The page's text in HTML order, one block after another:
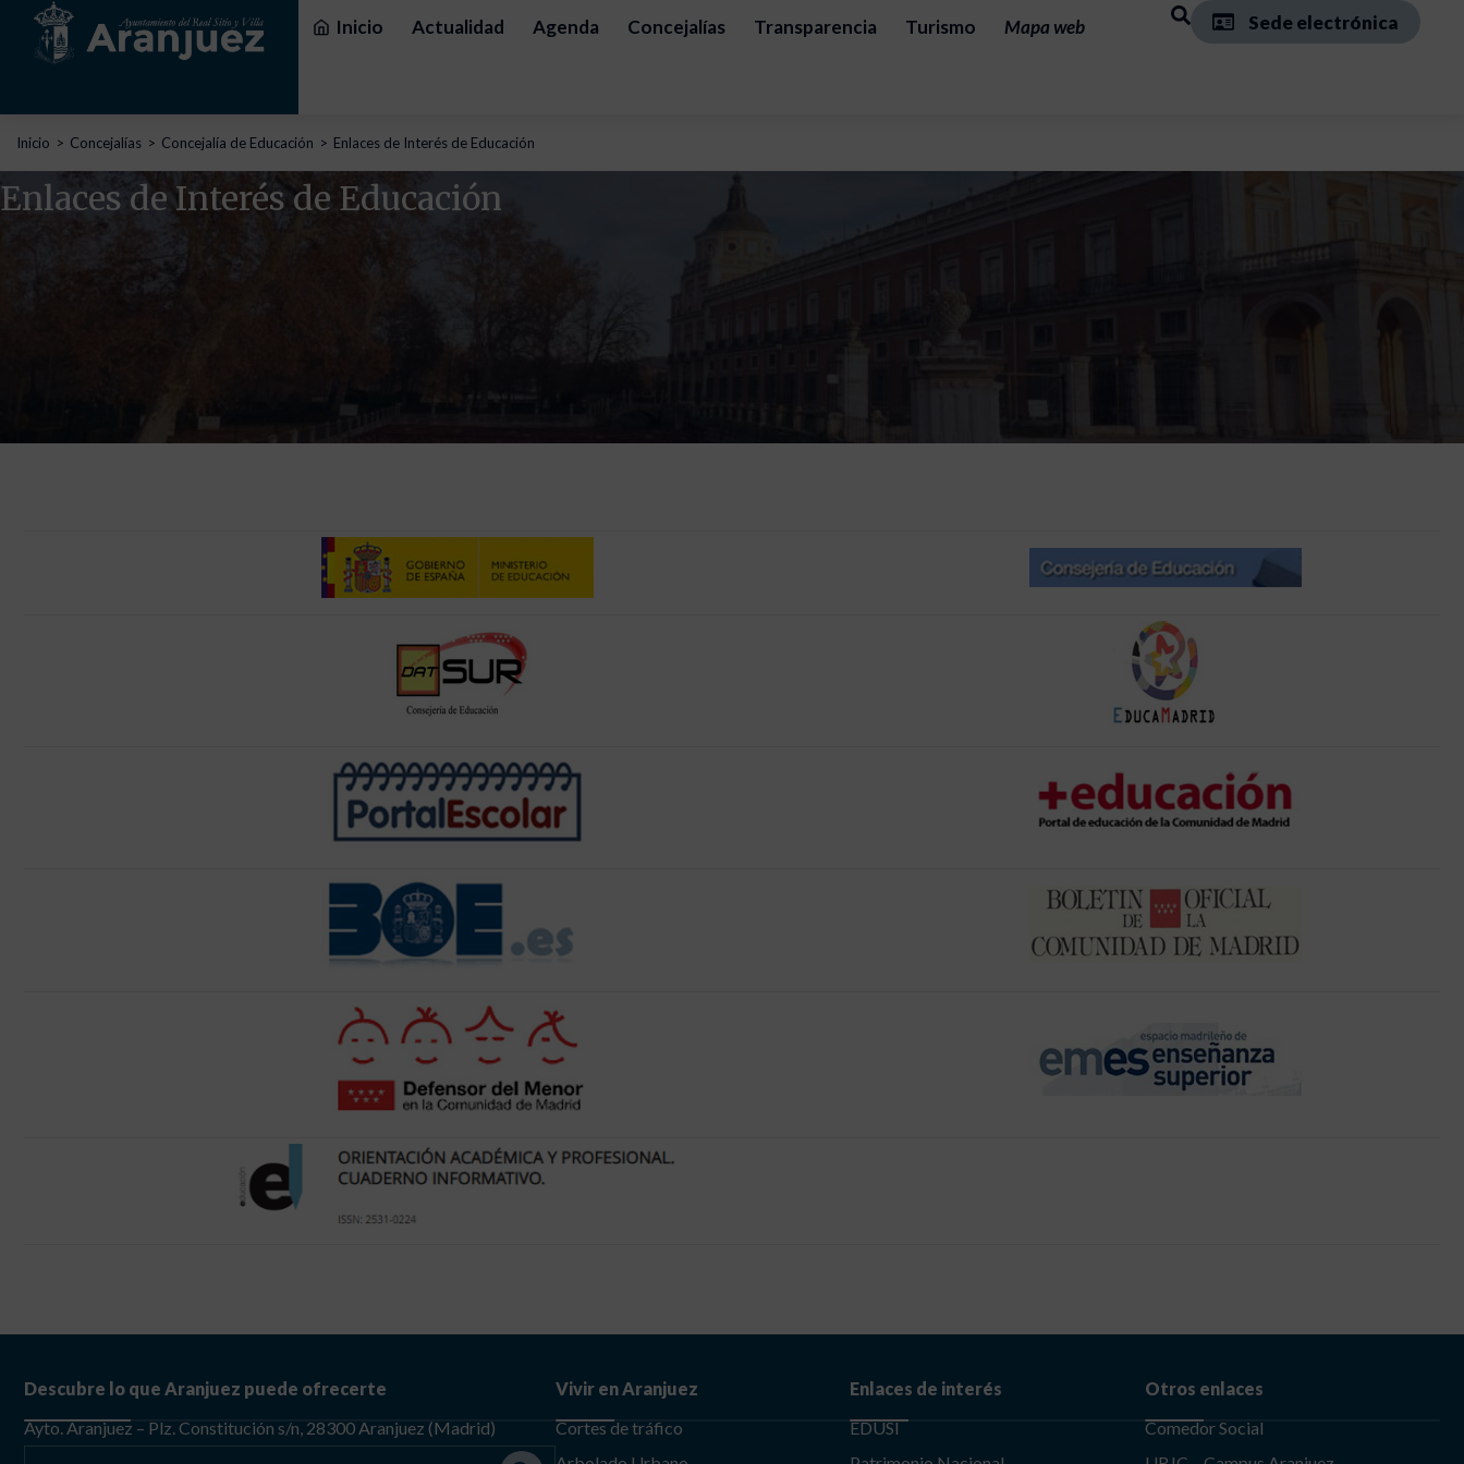
Inicio Actualidad Agenda Concejalías Transparencia Turismo Mapa web Sede electrónica
Estás aquí:
Inicio Concejalías Concejalía de Educación Enlaces de Interés de Educación
Enlaces de Interés de Educación
Descubre lo que Aranjuez puede ofrecerte
Ayto. Aranjuez – Plz. Constitución s/n, 28300 Aranjuez (Madrid)
Vivir en Aranjuez
Cortes de tráfico
Enlaces de interés
EDUSI
Otros enlaces
Comedor Social